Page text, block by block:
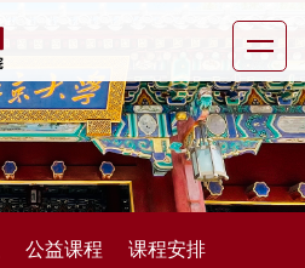
公益课程 课程安排